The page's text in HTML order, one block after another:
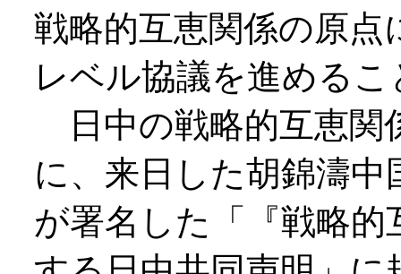
戦略的互恵関係の原
レベル協議を進める
日中の戦略的互恵関
に、来日した胡錦濤
が署名した「『戦略